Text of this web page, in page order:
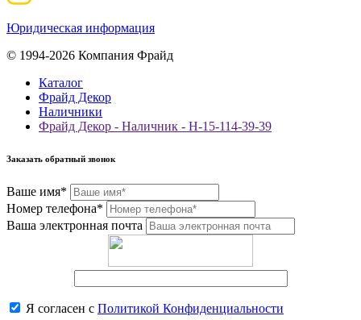
Юридическая информация
© 1994-2026 Компания Фрайд
Каталог
Фрайд Декор
Наличники
Фрайд Декор - Наличник - Н-15-114-39-39
Заказать обратный звонок
Ваше имя*
Номер телефона*
Ваша электронная почта
Я согласен с Политикой Конфиденциальности